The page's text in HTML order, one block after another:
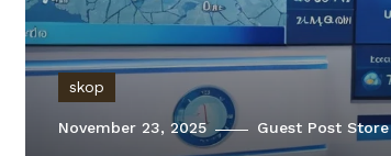
skop
November 23, 2025 Guest Post Store